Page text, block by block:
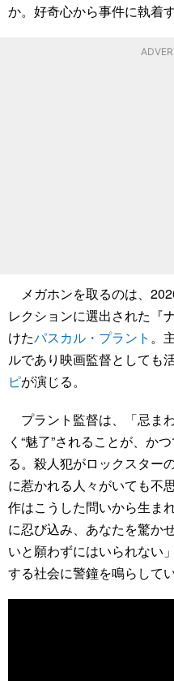
か。好奇心から事件に執着
メガホンを取るのは、
レクションに選出された『
けたパスカル・プラント 。
ルであり映画監督としても
ピが演じる。
プラント監督は、「忌ま
く“魅了”されることが、か
る。殺人犯がロックスター
に惹かれる人々がいても不
作はこうした問いから生ま
に忍び込み、あなたを驚か
いと願わずにはいられない
する社会に警鐘を鳴らして